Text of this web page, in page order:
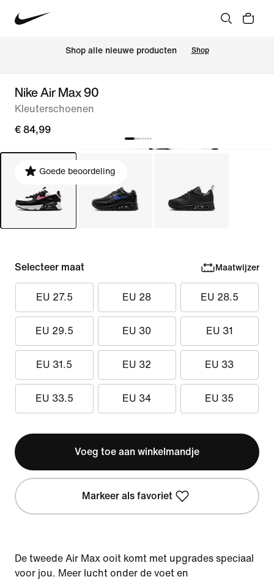
Shop alle nieuwe producten Shop
Nike Air Max 90
Kleuterschoenen
€ 84,99
Goede beoordeling
Selecteer maat Maatwijzer
EU 27.5 EU 28 EU 28.5
EU 29.5 EU 30 EU 31
EU 31.5 EU 32 EU 33
EU 33.5 EU 34 EU 35
Voeg toe aan winkelmandje
Markeer als favoriet
De tweede Air Max ooit komt met upgrades speciaal
voor jou. Meer lucht onder de voet en